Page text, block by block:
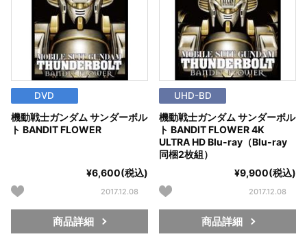
DVD
機動戦士ガンダム サンダーボル
ト BANDIT FLOWER
¥6,600(税込)
2017.12.08
商品詳細
UHD-BD
機動戦士ガンダム サンダーボル
ト BANDIT FLOWER 4K
ULTRA HD Blu-ray（Blu-ray
同梱2枚組）
¥9,900(税込)
2017.12.08
商品詳細